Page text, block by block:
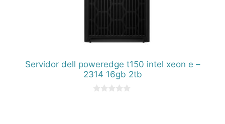
Servidor dell poweredge t150 intel xeon e –
2314 16gb 2tb